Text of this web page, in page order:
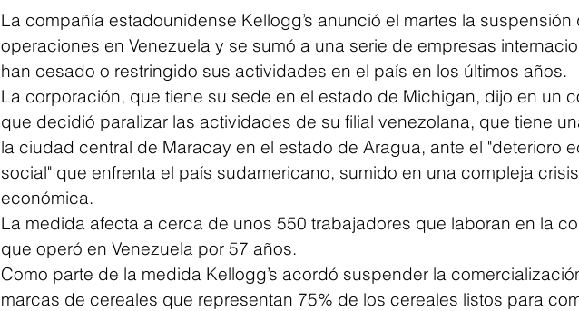
La compañía estadounidense Kellogg’s anunció el martes la suspensión
operaciones en Venezuela y se sumó a una serie de empresas
han cesado o restringido sus actividades en el país en los últimos años.
La corporación, que tiene su sede en el estado de Michigan, dijo en un
que decidió paralizar las actividades de su filial venezolana, que tiene
la ciudad central de Maracay en el estado de Aragua, ante el "deterioro
social" que enfrenta el país sudamericano, sumido en una compleja crisis
económica.
La medida afecta a cerca de unos 550 trabajadores que laboran en la
que operó en Venezuela por 57 años.
Como parte de la medida Kellogg’s acordó suspender la
marcas de cereales que representan 75% de los cereales listos para